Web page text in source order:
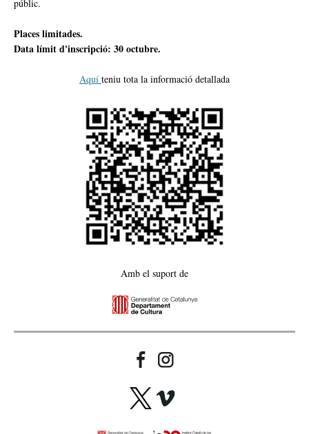
públic.
Places limitades.
Data límit d'inscripció: 30 octubre.
Aquí teniu tota la informació detallada
Amb el suport de